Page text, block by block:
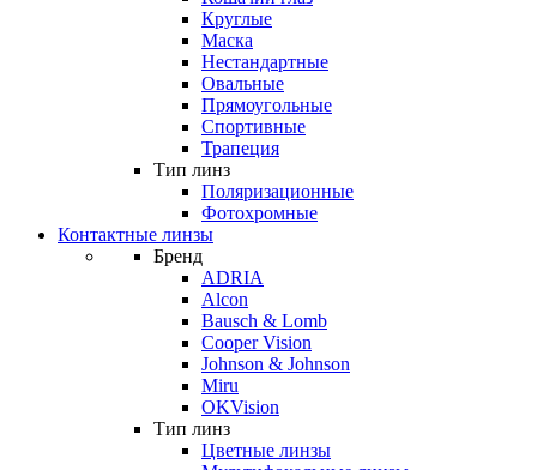
Круглые
Маска
Нестандартные
Овальные
Прямоугольные
Спортивные
Трапеция
Тип линз
Поляризационные
Фотохромные
Контактные линзы
Бренд
ADRIA
Alcon
Bausch & Lomb
Cooper Vision
Johnson & Johnson
Miru
OKVision
Тип линз
Цветные линзы